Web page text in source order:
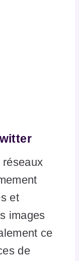
et
images
ce
de